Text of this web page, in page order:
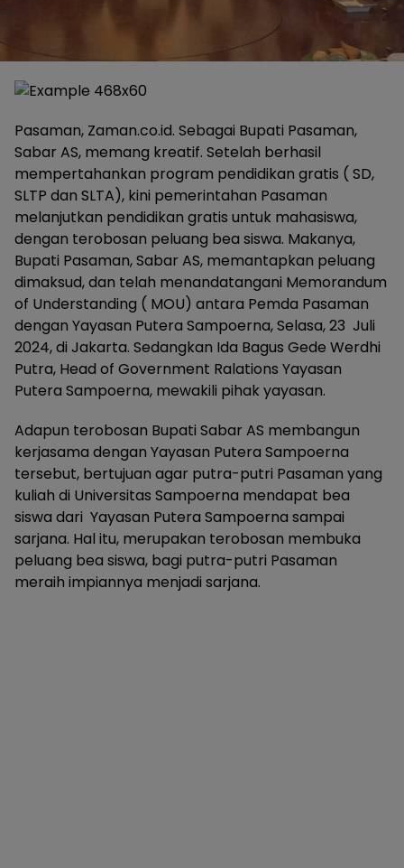
Pasaman, Zaman.co.id. Sebagai Bupati Pasaman,
Sabar AS, memang kreatif. Setelah berhasil
mempertahankan program pendidikan gratis ( SD,
SLTP dan SLTA), kini pemerintahan Pasaman
melanjutkan pendidikan gratis untuk mahasiswa,
dengan terobosan peluang bea siswa. Makanya,
Bupati Pasaman, Sabar AS, memantapkan peluang
dimaksud, dan telah menandatangani Memorandum
of Understanding ( MOU) antara Pemda Pasaman
dengan Yayasan Putera Sampoerna, Selasa, 23 Juli
2024, di Jakarta. Sedangkan Ida Bagus Gede Werdhi
Putra, Head of Government Ralations Yayasan
Putera Sampoerna, mewakili pihak yayasan.
Adapun terobosan Bupati Sabar AS membangun
kerjasama dengan Yayasan Putera Sampoerna
tersebut, bertujuan agar putra-putri Pasaman yang
kuliah di Universitas Sampoerna mendapat bea
siswa dari Yayasan Putera Sampoerna sampai
sarjana. Hal itu, merupakan terobosan membuka
peluang bea siswa, bagi putra-putri Pasaman
meraih impiannya menjadi sarjana.